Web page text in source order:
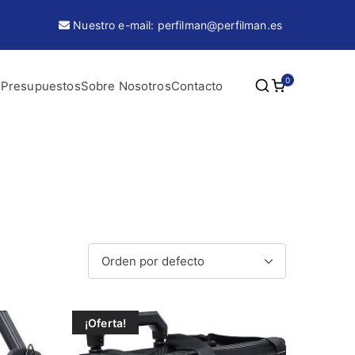
Nuestro e-mail: perfilman@perfilman.es
Sobre NosotrosContacto 0
¡Oferta!